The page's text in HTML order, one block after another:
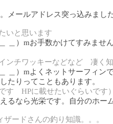
メールアドレス突っ込みました
いと思います
＿）mお手数かけてすみませ
ンチワッキーなどなど 凄く知
＿）mよくネットサーフィン
たりってこともあります。
す HPに載せたいぐらいです）
るなら光栄です。自分のホー
ードさんの釣り知識。。。